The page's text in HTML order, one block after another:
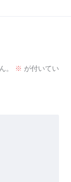
。 ※ が付いてい